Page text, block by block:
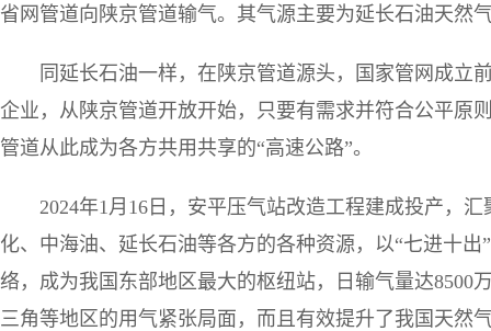
省网管道向陕京管道输气。其气源主要为延长石油天然
同延长石油一样，在陕京管道源头，国家管网成立
企业，从陕京管道开放开始，只要有需求并符合公平原
管道从此成为各方共用共享的“高速公路”。
2024年1月16日，安平压气站改造工程建成投产，
化、中海油、延长石油等各方的各种资源，以“七进十
络，成为我国东部地区最大的枢纽站，日输气量达8500
三角等地区的用气紧张局面，而且有效提升了我国天然